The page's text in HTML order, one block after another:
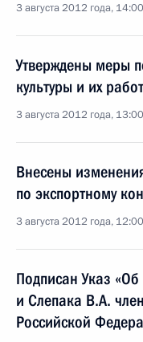
3 августа 2012 года, 14:00
Утверждены меры
культуры и их
3 августа 2012 года, 13:00
Внесены
по экспортному
3 августа 2012 года, 12:00
Подписан Указ
и Слепака В.А.
Российской